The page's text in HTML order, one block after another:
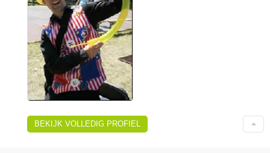
BEKIJK VOLLEDIG PROFIEL